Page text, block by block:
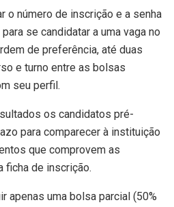
o número de inscrição e a senha
se candidatar a uma vaga no
de preferência, até duas
e turno entre as bolsas
seu perfil.
os candidatos pré-
para comparecer à instituição
que comprovem as
ficha de inscrição.
apenas uma bolsa parcial (50%